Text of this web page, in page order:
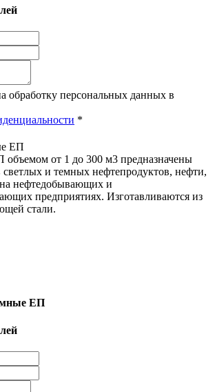
обработку персональных данных в
*
ЕП
от 1 до 300 м3 предназначены
светлых и темных нефтепродуктов, нефти,
на нефтедобывающих и
предприятиях. Изготавливаются из
стали.
ЕП